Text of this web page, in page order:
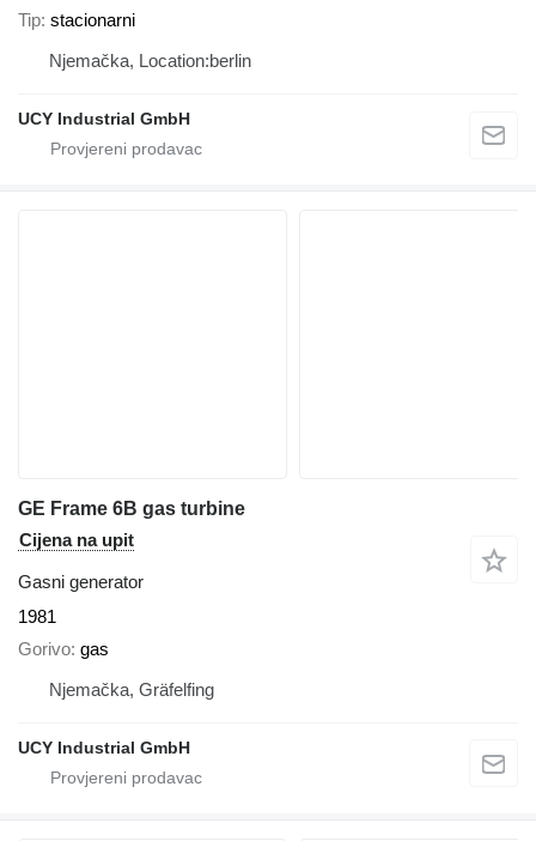
Tip stacionarni
Njemačka, Location:berlin
UCY Industrial GmbH
GE Frame 6B gas turbine
Cijena na upit
Gasni generator
1981
Gorivo gas
Njemačka, Gräfelfing
UCY Industrial GmbH